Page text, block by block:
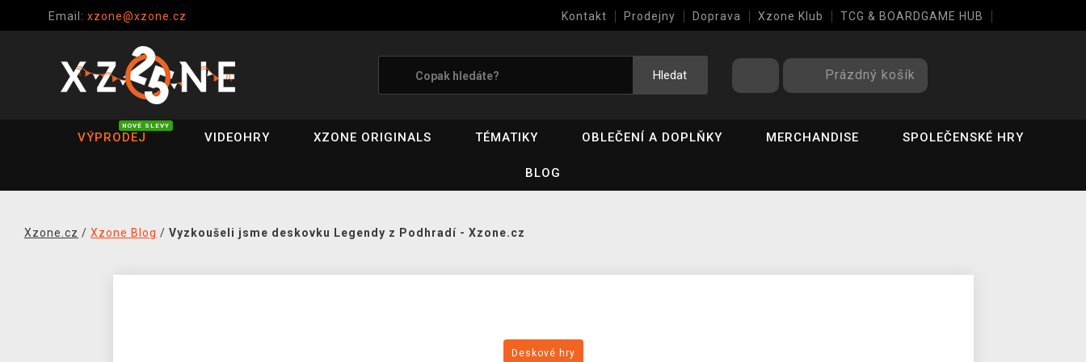
Email: xzone@xzone.cz Kontakt Prodejny Doprava Xzone Klub TCG & BOARDGAME HUB
Hledat Prázdný košík
VÝPRODEJ
NOVÉ SLEVY
VIDEOHRY XZONE ORIGINALS TÉMATIKY OBLEČENÍ A DOPLŇKY MERCHANDISE SPOLEČENSKÉ HRY
BLOG
Xzone.cz / Xzone Blog / Vyzkoušeli jsme deskovku Legendy z Podhradí - Xzone.cz
Deskové hry